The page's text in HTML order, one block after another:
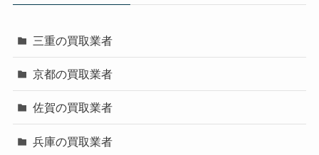
三重の買取業者
京都の買取業者
佐賀の買取業者
兵庫の買取業者